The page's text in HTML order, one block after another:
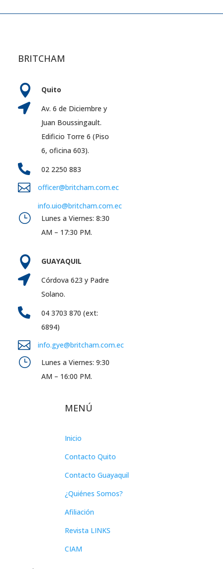
BRITCHAM
 Quito

Av. 6 de Diciembre y
Juan Boussingault.
Edificio Torre 6 (Piso
6, oficina 603).
 02 2250 883

officer@britcham.com.ec
info.uio@britcham.com.ec
}
Lunes a Viernes: 8:30
AM – 17:30 PM.
 GUAYAQUIL

Córdova 623 y Padre
Solano.

04 3703 870 (ext:
6894)
 info.gye@britcham.com.ec
}
Lunes a Viernes: 9:30
AM – 16:00 PM.
MENÚ
Inicio
Contacto Quito
Contacto Guayaquil
¿Quiénes Somos?
Afiliación
Revista LINKS
CIAM